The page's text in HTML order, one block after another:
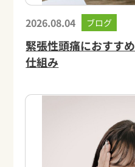
2026.08.04 ブログ
緊張性頭痛におすす
仕組み